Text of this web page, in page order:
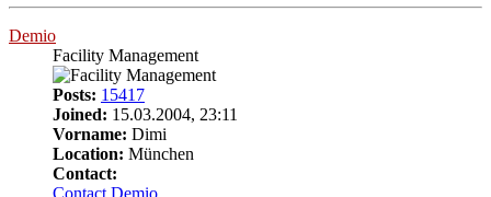
Demio
Facility Management
Posts: 15417
Joined: 15.03.2004, 23:11
Vorname: Dimi
Location: München
Contact:
Contact Demio